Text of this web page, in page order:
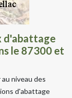
d'abattage
le 87300 et
niveau des
d'abattage